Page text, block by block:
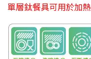
單層鈦餐具可用於加熱